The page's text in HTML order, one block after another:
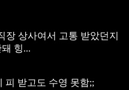
장 상사여서 고통 받았던지
힝...
피 받고도 수영 못함;;